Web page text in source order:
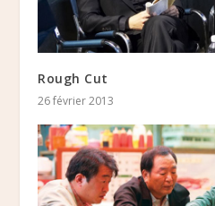
Rough Cut
26 février 2013